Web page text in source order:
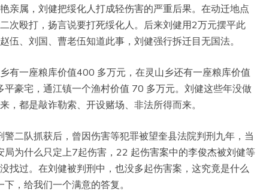
亲属，刘健把绥化人打成轻伤害的严重后果。在动迁地点
次殴打，扬言说要打死绥化人。后来刘健用2万元摆平此
伍、刘国、曹老伍知道此事，刘健强行拆迁目无国法。
有一座粮库价值400 多万元，在灵山乡还有一座粮库价值
豪宅，通江镇一个渔村价值 70 多万元。刘健这些年没做
，都是敲诈勒索、开设赌场、非法所得而来。
二队抓获后，曾因伤害等犯罪被望奎县法院判刑九年，当
为什么只定上7起伤害，22 起伤害案中的李俊杰被刘健等
找过。在刘健被判刑中，也没多起伤害案，这究竟是什么
，给我们一个满意的答复。